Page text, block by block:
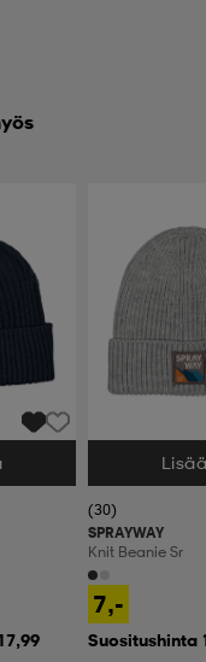
Valitse Koko
(30)
SPRAYWAY
Knit Beanie Sr
7,-
Suositushinta